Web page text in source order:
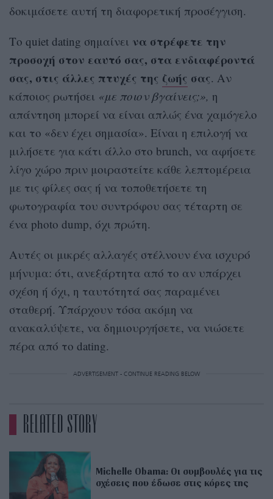
δοκιμάσετε αυτή τη διαφορετική προσέγγιση.
Το quiet dating σημαίνει να στρέφετε την
προσοχή στον εαυτό σας, στα ενδιαφέροντά
σας, στις άλλες πτυχές της ζωής σας. Αν
κάποιος ρωτήσει «με ποιον βγαίνεις;», η
απάντηση μπορεί να είναι απλώς ένα χαμόγελο
και το «δεν έχει σημασία». Είναι η επιλογή να
μιλήσετε για κάτι άλλο στο brunch, να αφήσετε
λίγο χώρο πριν μοιραστείτε κάθε λεπτομέρεια
με τις φίλες σας ή να τοποθετήσετε τη
φωτογραφία του συντρόφου σας τέταρτη σε
ένα photo dump, όχι πρώτη.
Αυτές οι μικρές αλλαγές στέλνουν ένα ισχυρό
μήνυμα: ότι, ανεξάρτητα από το αν υπάρχει
σχέση ή όχι, η ταυτότητά σας παραμένει
σταθερή. Υπάρχουν τόσα ακόμη να
ανακαλύψετε, να δημιουργήσετε, να νιώσετε
πέρα από το dating.
ADVERTISEMENT - CONTINUE READING BELOW
RELATED STORY
Michelle Obama: Οι συμβουλές για τις
σχέσεις που έδωσε στις κόρες της